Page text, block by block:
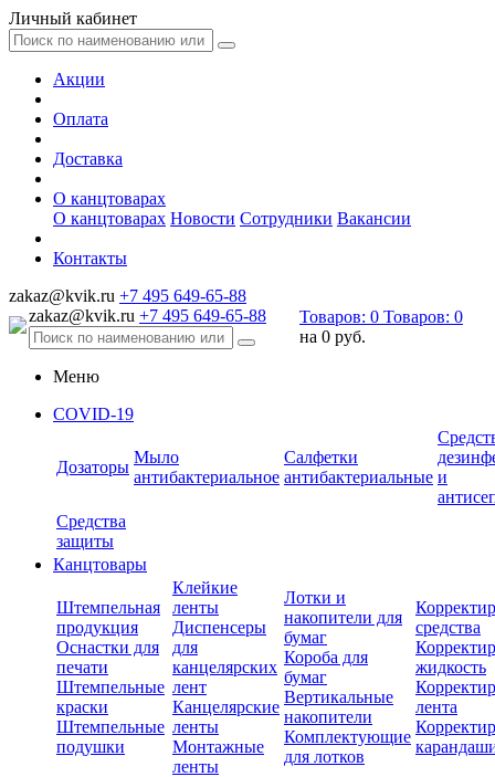
Личный кабинет
Акции
Оплата
Доставка
О канцтоварах
О канцтоварах Новости Сотрудники Вакансии
Контакты
zakaz@kvik.ru +7 495 649-65-88
zakaz@kvik.ru +7 495 649-65-88 Товаров: 0 Товаров: 0
на 0 руб.
Меню
COVID-19
Дозаторы
Мыло
антибактериальное
Салфетки
антибактериальные и
Средства
защиты
Канцтовары
Штемпельная
продукция
Оснастки для
печати
Штемпельные
краски
Штемпельные
подушки
Клейкие
ленты
Диспенсеры
для
канцелярских
лент
Канцелярские
ленты
Монтажные
ленты
Лотки и
накопители для
бумаг
Короба для
бумаг
Вертикальные
накопители
Комплектующие
для лотков
средства
жидкость
лента